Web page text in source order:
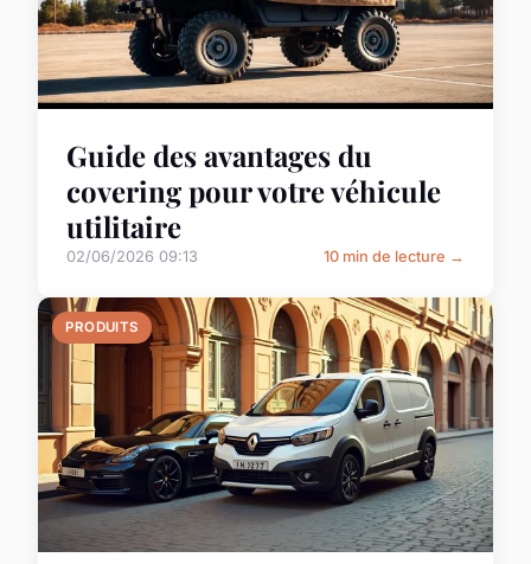
Guide des avantages du
covering pour votre véhicule
utilitaire
02/06/2026 09:13 10 min de lecture →
PRODUITS